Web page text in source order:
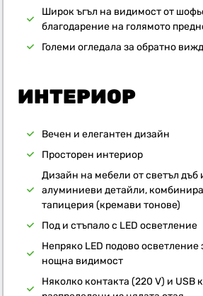
Широк ъгъл на видимост от
благодарение на голямото
Големи огледала за обратно
ИНТЕРИОР
Вечен и елегантен дизайн
Просторен интериор
Дизайн на мебели от светъл дъб
алуминиеви детайли,
тапицерия (кремави тонове)
Под и стъпало с LED осветление
Непряко LED подово осветление
нощна видимост
Няколко контакта (220 V) и USB